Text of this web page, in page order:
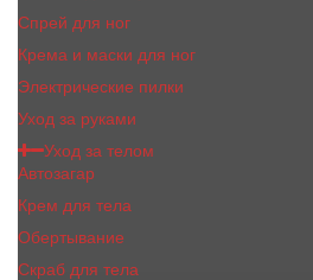
Спрей для ног
Крема и маски для ног
Электрические пилки
Уход за руками
Уход за телом
Автозагар
Крем для тела
Обертывание
Скраб для тела